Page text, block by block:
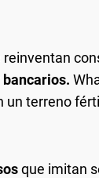
reinventan
un terreno
que imitan